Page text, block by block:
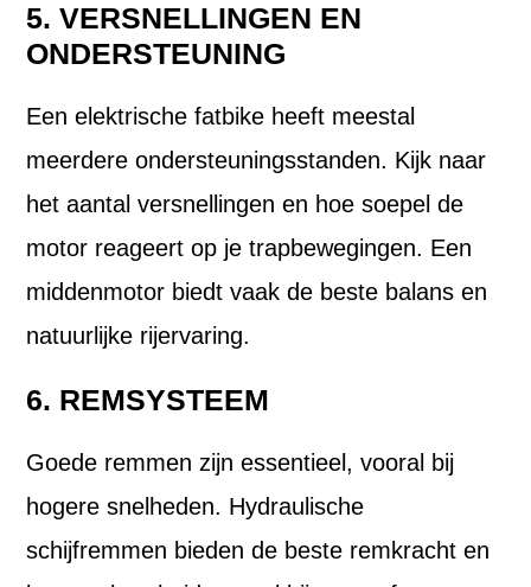
5. VERSNELLINGEN EN
ONDERSTEUNING
Een elektrische fatbike heeft meestal
meerdere ondersteuningsstanden. Kijk naar
het aantal versnellingen en hoe soepel de
motor reageert op je trapbewegingen. Een
middenmotor biedt vaak de beste balans en
natuurlijke rijervaring.
6. REMSYSTEEM
Goede remmen zijn essentieel, vooral bij
hogere snelheden. Hydraulische
schijfremmen bieden de beste remkracht en